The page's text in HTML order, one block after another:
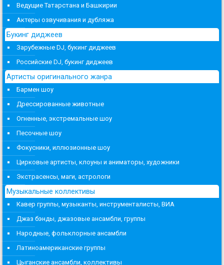
Ведущие Татарстана и Башкирии
Актеры озвучивания и дубляжа
Букинг диджеев
Зарубежные DJ, букинг диджеев
Российские DJ, букинг диджеев
Артисты оригинального жанра
Бармен шоу
Дрессированные животные
Огненные, экстремальные шоу
Песочные шоу
Фокусники, иллюзионные шоу
Цирковые артисты, клоуны и аниматоры, художники
Экстрасенсы, маги, астрологи
Музыкальные коллективы
Кавер группы, музыканты, инструменталисты, ВИА
Джаз бэнды, джазовые ансамбли, группы
Народные, фольклорные ансамбли
Латиноамериканские группы
Цыганские ансамбли, коллективы